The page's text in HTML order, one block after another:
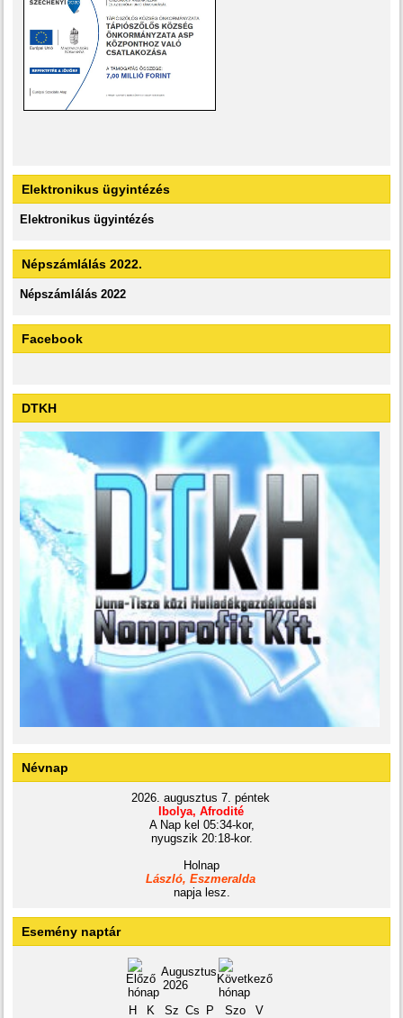
Elektronikus ügyintézés
Elektronikus ügyintézés
Népszámlálás 2022.
Népszámlálás 2022
Facebook
DTKH
Névnap
2026. augusztus 7. péntek
Ibolya, Afrodité
A Nap kel 05:34-kor,
nyugszik 20:18-kor.
Holnap
László, Eszmeralda
napja lesz.
Esemény naptár
Augusztus
2026
H
K Sz Cs P Szo V